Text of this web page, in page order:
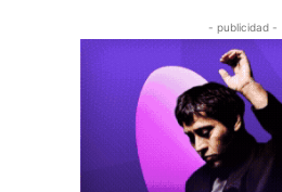
- publicidad -